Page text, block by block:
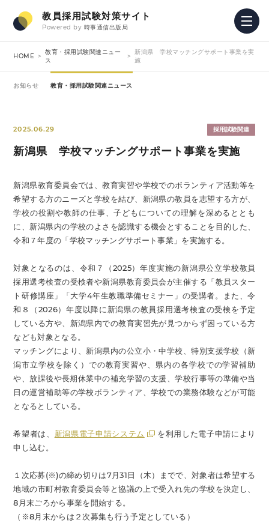
教員採用試験対策サイト
Powered by 時事通信出版局
HOME
教育・採用試験関連ニュー
ス
新潟県 学校マッチングサポート事業を実
施
お知らせ 教育・採用試験関連ニュース
2025.06.29 採用試験関連
新潟県 学校マッチングサポート事業を実施
新潟県教育委員会では、教育実習や学校でのボランティア活動等を
希望する方のニーズと学校を結び、新潟県の教員を志望する方が、
学校の役割や教師の仕事、子どもについての理解を深めるととも
に、新潟県内の学校のよさを認識する機会とすることを目的した、
令和７年度の「学校マッチングサポート事業」を実施する。
対象となるのは、令和７（2025）年度実施の新潟県公立学校教員
採用選考検査の受検者や新潟県教育委員会が主催する「教員スター
ト研修講座」「大学4年生教職準備セミナー」の受講者。また、令
和８（2026）年度以降に新潟県の教員採用選考検査の受検を予定
している方や、新潟県内での教育実習先が見つからず困っている方
なども対象となる。
マッチングにより、新潟県内の公立小・中学校、特別支援学校（新
潟市立学校を除く）での教育実習や、県内の各学校での学習補助
や、放課後や長期休業中の補充学習の支援、学校行事等の準備や当
日の運営補助等の学校ボランティア、学校での業務体験などが可能
となるとしている。
希望者は、 新潟県電子申請システム
を利用した電子申請により
申し込む。
１次応募(※)の締め切りは7月31日（木）までで、対象者は希望する
地域の市町村教育委員会等と協議の上で受入れ先の学校を決定し、
8月末ごろから事業を開始する。
（※8月末からは２次募集も行う予定としている）